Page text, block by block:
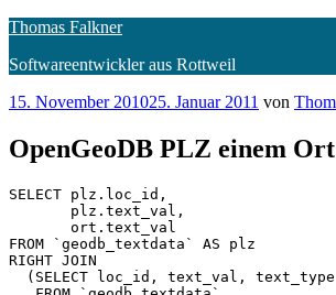
Zum
springen
Thomas Falkner
Softwareentwickler aus Rottweil
Veröffentlicht
15. November 201025. Januar 2011 von
OpenGeoDB PLZ einem
SELECT plz.loc_id,
       plz.text_val,
       ort.text_val
FROM `geodb_textdata` AS plz
RIGHT JOIN
  (SELECT loc_id, text_val, text_type